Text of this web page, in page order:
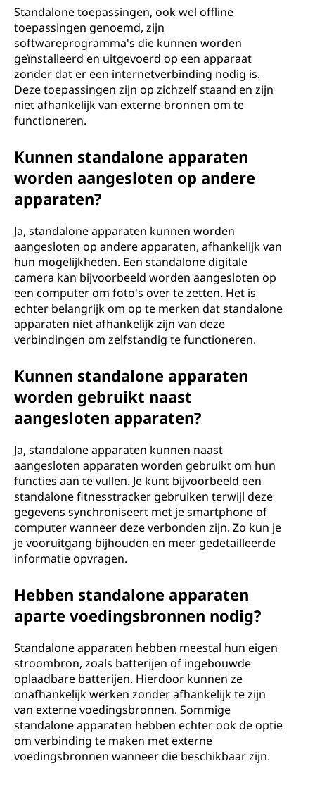
Standalone toepassingen, ook wel offline
toepassingen genoemd, zijn
softwareprogramma's die kunnen worden
geïnstalleerd en uitgevoerd op een apparaat
zonder dat er een internetverbinding nodig is.
Deze toepassingen zijn op zichzelf staand en zijn
niet afhankelijk van externe bronnen om te
functioneren.
Kunnen standalone apparaten
worden aangesloten op andere
apparaten?
Ja, standalone apparaten kunnen worden
aangesloten op andere apparaten, afhankelijk van
hun mogelijkheden. Een standalone digitale
camera kan bijvoorbeeld worden aangesloten op
een computer om foto's over te zetten. Het is
echter belangrijk om op te merken dat standalone
apparaten niet afhankelijk zijn van deze
verbindingen om zelfstandig te functioneren.
Kunnen standalone apparaten
worden gebruikt naast
aangesloten apparaten?
Ja, standalone apparaten kunnen naast
aangesloten apparaten worden gebruikt om hun
functies aan te vullen. Je kunt bijvoorbeeld een
standalone fitnesstracker gebruiken terwijl deze
gegevens synchroniseert met je smartphone of
computer wanneer deze verbonden zijn. Zo kun je
je vooruitgang bijhouden en meer gedetailleerde
informatie opvragen.
Hebben standalone apparaten
aparte voedingsbronnen nodig?
Standalone apparaten hebben meestal hun eigen
stroombron, zoals batterijen of ingebouwde
oplaadbare batterijen. Hierdoor kunnen ze
onafhankelijk werken zonder afhankelijk te zijn
van externe voedingsbronnen. Sommige
standalone apparaten hebben echter ook de optie
om verbinding te maken met externe
voedingsbronnen wanneer die beschikbaar zijn.